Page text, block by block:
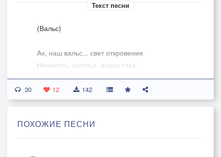
Текст песни
(Вальс)
Ах, наш вальс... свет откровения
Нежность, счастье, искры глаз -
Па... и быстрые движения,
Тет-а-тет и ласки фраз...
А волшебник-вдохновение,
Эти яркие мгновения,
30 12 142
ПОХОЖИЕ ПЕСНИ